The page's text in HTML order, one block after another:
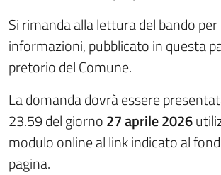
Si rimanda alla lettura del bando
informazioni, pubblicato in questa
pretorio del Comune.
La domanda dovrà essere
23.59 del giorno27 aprile 2026
modulo online al link indicato al
pagina.